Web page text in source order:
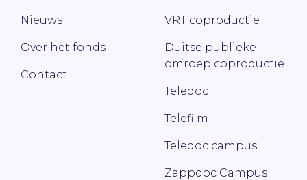
Nieuws
Over het fonds
Contact
VRT coproductie
Duitse publieke
omroep coproductie
Teledoc
Telefilm
Teledoc campus
Zappdoc Campus